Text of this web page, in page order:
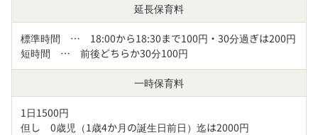
延長保育料
標準時間　…　18:00から18:30まで100円・30分過ぎは200円
短時間　…　前後どちらか30分100円
一時保育料
1日1500円
但し　0歳児（1歳4か月の誕生日前日）迄は2000円